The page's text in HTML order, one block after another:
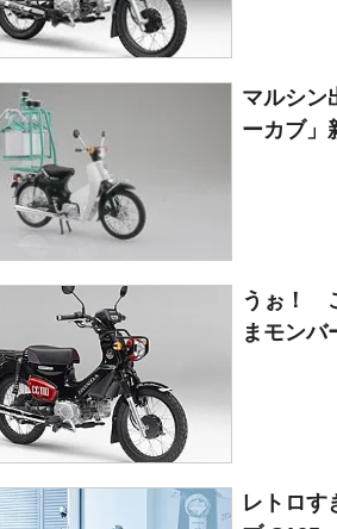
マルシン
ーカブ」
うぉ！
まモンバ
レトロす